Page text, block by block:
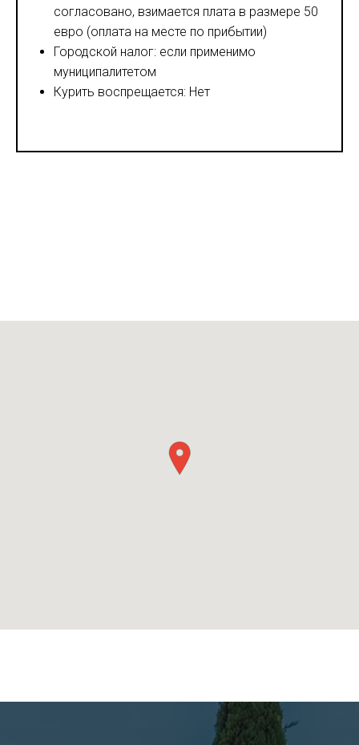
согласовано, взимается плата в размере 50
евро (оплата на месте по прибытии)
Городской налог: если применимо
муниципалитетом
Курить воспрещается: Нет